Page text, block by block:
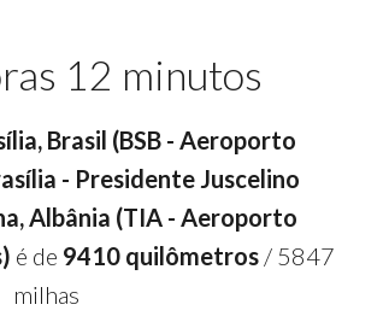
12 minutos
Brasil (BSB - Aeroporto
- Presidente Juscelino
Albânia (TIA - Aeroporto
é de 9410 quilômetros/ 5847
milhas